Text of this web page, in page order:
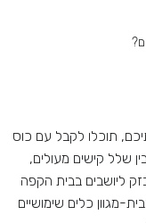
תוכלו לקבל עם כוס
שלל קישים מעולים,
בזק ליושבים בבית הקפה
מגוון כלים שימושיים